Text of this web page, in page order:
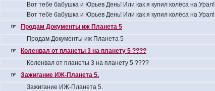
Вот тебе бабушка и Юрьев День! Или как я купил колёса на Урал!
Вот тебе бабушка и Юрьев День! Или как я купил колёса на Урал!
☞
Продам Документы иж Планета 5
Продам Документы иж Планета 5
☞
Коленвал от планеты 3 на планету 5 ????
Коленвал от планеты 3 на планету 5 ????
☞
Зажигание ИЖ-Планета 5.
Зажигание ИЖ-Планета 5.